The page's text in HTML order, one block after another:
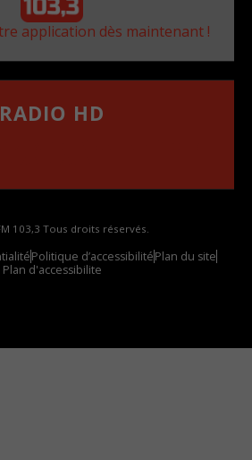
application dès maintenant !
RADIO HD
103,3 Tous droits réservés.
Politique d’accessibilitéPlan du site
Plan d'accessibilite